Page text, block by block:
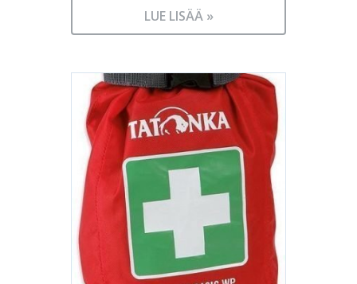
LUE LISÄÄ »